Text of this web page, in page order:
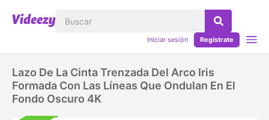
Iniciar sesión Regístrate
Lazo De La Cinta Trenzada Del Arco Iris
Formada Con Las Líneas Que Ondulan En El
Fondo Oscuro 4K